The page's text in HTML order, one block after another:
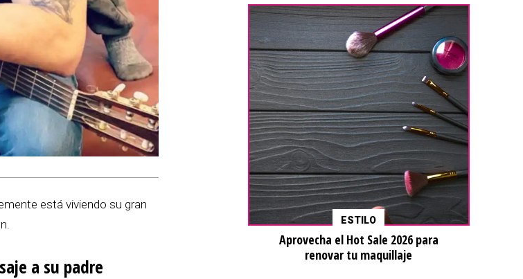
está viviendo su gran
a su padre
ESTILO
Aprovecha el Hot Sale 2026 para
renovar tu maquillaje